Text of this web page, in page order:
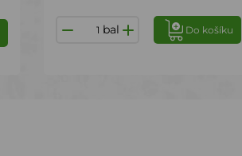
bal Do košíku